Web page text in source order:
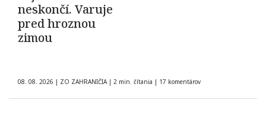
neskončí. Varuje
pred hroznou
zimou
08. 08. 2026 | ZO ZAHRANIČIA | 2 min. čítania | 17 komentárov